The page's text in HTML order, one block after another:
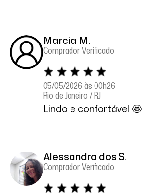
Marcia M.
Comprador Verificado
05/05/2026 às 00h26
Rio de Janeiro / RJ
Lindo e confortável 🤩
Alessandra dos S.
Comprador Verificado